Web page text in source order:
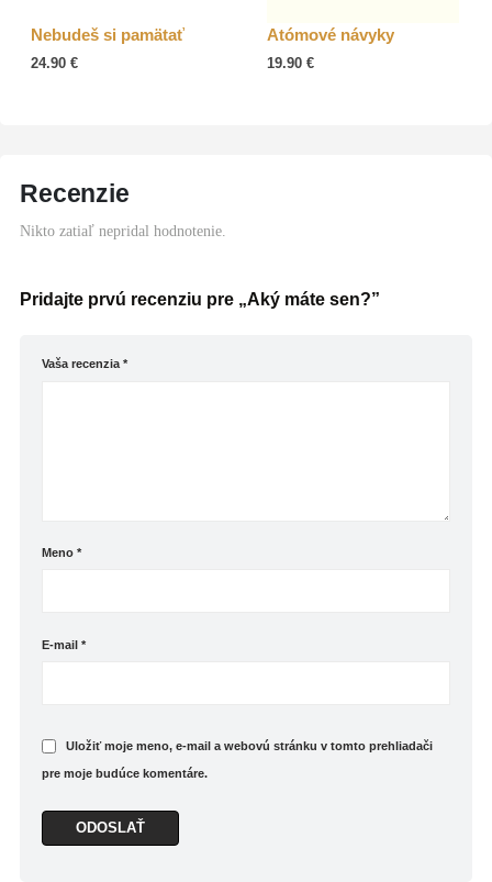
Nebudeš si pamätať
24.90 €
Atómové návyky
19.90€
Recenzie
Nikto zatiaľ nepridal hodnotenie.
Pridajte prvú recenziu pre „Aký máte sen?”
Vaša recenzia*
Meno*
E-mail*
Uložiť moje meno, e-mail a webovú stránku v tomto prehliadači
pre moje budúce komentáre.